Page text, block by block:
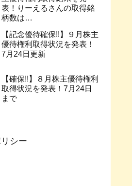
表！りーえるさんの取得銘
柄数は…
【記念優待確保!!】９月株主
優待権利取得状況を発表！
7月24日更新
【確保!!】８月株主優待権利
取得状況を発表！7月24日
まで
シー